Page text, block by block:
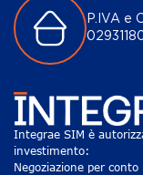
P.IVA e
Integrae SIM è
investimento:
Negoziazione per